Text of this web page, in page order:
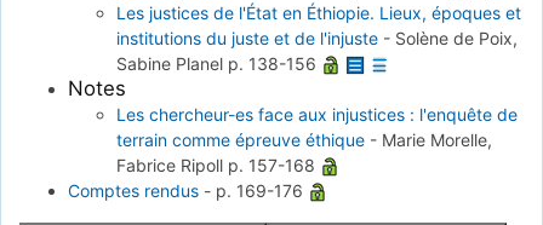
Les justices de l'État en Éthiopie. Lieux, époques et
institutions du juste et de l'injuste - Solène de Poix,
Sabine Planel p. 138-156
Notes
Les chercheur-es face aux injustices : l'enquête de
terrain comme épreuve éthique - Marie Morelle,
Fabrice Ripoll p. 157-168
Comptes rendus - p. 169-176